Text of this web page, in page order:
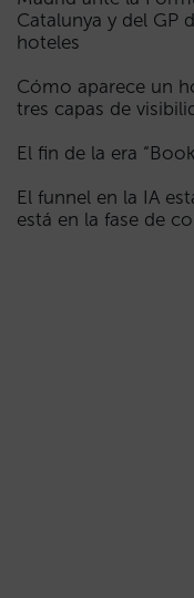
Catalunya y del GP
hoteles
Cómo aparece un
tres capas de
El fin de la era
El funnel en la IA
está en la fase de